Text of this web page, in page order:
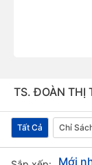
TS. ĐOÀN THỊ
Tất Cả Chỉ
Mới